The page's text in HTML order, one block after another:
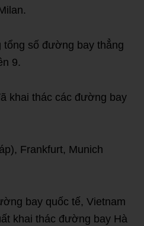
tổng số đường bay thẳng
9.
khai thác các đường bay
Frankfurt, Munich
bay quốc tế, Vietnam
khai thác đường bay Hà